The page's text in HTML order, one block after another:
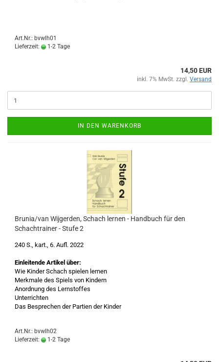
Art.Nr.: bvwlh01
Lieferzeit:
1-2 Tage
14,50 EUR
inkl. 7% MwSt. zzgl. Versand
IN DEN WARENKORB
Brunia/van Wijgerden, Schach lernen - Handbuch für den
Schachtrainer - Stufe 2
240 S., kart., 6. Aufl. 2022
Einleitende Artikel über:
Wie Kinder Schach spielen lernen
Merkmale des Spiels von Kindern
Anordnung des Lernstoffes
Unterrichten
Das Besprechen der Partien der Kinder
Art.Nr.: bvwlh02
Lieferzeit:
1-2 Tage